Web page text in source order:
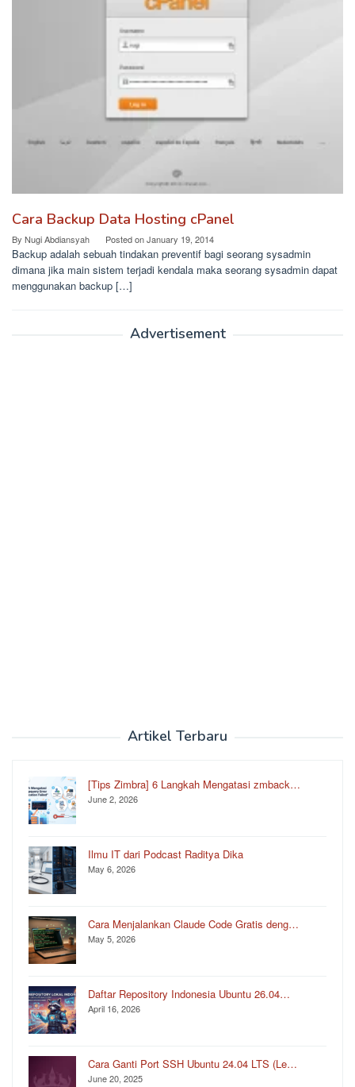
Cara Backup Data Hosting cPanel
By Nugi Abdiansyah Posted onJanuary 19, 2014
Backup adalah sebuah tindakan preventif bagi seorang sysadmin
dimana jika main sistem terjadi kendala maka seorang sysadmin dapat
menggunakan backup […]
Advertisement
Artikel Terbaru
[Tips Zimbra] 6 Langkah Mengatasi zmback…
June 2, 2026
Ilmu IT dari Podcast Raditya Dika
May 6, 2026
Cara Menjalankan Claude Code Gratis deng…
May 5, 2026
Daftar Repository Indonesia Ubuntu 26.04…
April 16, 2026
Cara Ganti Port SSH Ubuntu 24.04 LTS (Le…
June 20, 2025